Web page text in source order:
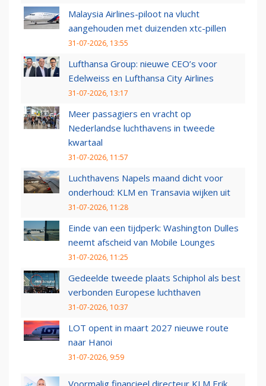
Malaysia Airlines-piloot na vlucht
aangehouden met duizenden xtc-pillen
31-07-2026, 13:55
Lufthansa Group: nieuwe CEO’s voor
Edelweiss en Lufthansa City Airlines
31-07-2026, 13:17
Meer passagiers en vracht op
Nederlandse luchthavens in tweede
kwartaal
31-07-2026, 11:57
Luchthavens Napels maand dicht voor
onderhoud: KLM en Transavia wijken uit
31-07-2026, 11:28
Einde van een tijdperk: Washington Dulles
neemt afscheid van Mobile Lounges
31-07-2026, 11:25
Gedeelde tweede plaats Schiphol als best
verbonden Europese luchthaven
31-07-2026, 10:37
LOT opent in maart 2027 nieuwe route
naar Hanoi
31-07-2026, 9:59